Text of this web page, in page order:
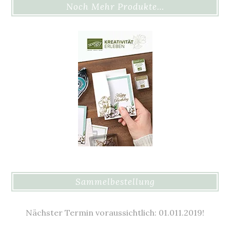
Noch Mehr Produkte…
Sammelbestellung
Nächster Termin voraussichtlich: 01.011.2019!